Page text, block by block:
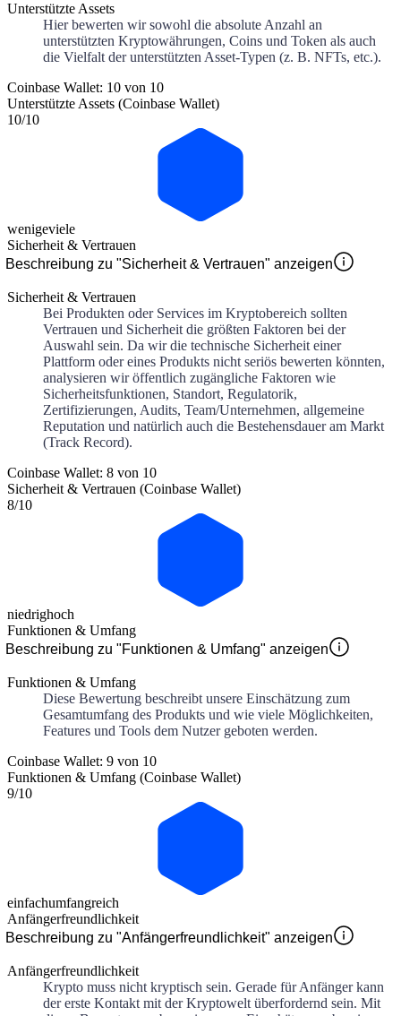
Unterstützte Assets
Hier bewerten wir sowohl die absolute Anzahl an
unterstützten Kryptowährungen, Coins und Token als auch
die Vielfalt der unterstützten Asset-Typen (z. B. NFTs, etc.).
Coinbase Wallet: 10 von 10
Unterstützte Assets (Coinbase Wallet)
10/10
wenigeviele
Sicherheit & Vertrauen
Beschreibung zu "Sicherheit & Vertrauen" anzeigen
Sicherheit & Vertrauen
Bei Produkten oder Services im Kryptobereich sollten
Vertrauen und Sicherheit die größten Faktoren bei der
Auswahl sein. Da wir die technische Sicherheit einer
Plattform oder eines Produkts nicht seriös bewerten könnten,
analysieren wir öffentlich zugängliche Faktoren wie
Sicherheitsfunktionen, Standort, Regulatorik,
Zertifizierungen, Audits, Team/Unternehmen, allgemeine
Reputation und natürlich auch die Bestehensdauer am Markt
(Track Record).
Coinbase Wallet: 8 von 10
Sicherheit & Vertrauen (Coinbase Wallet)
8/10
niedrighoch
Funktionen & Umfang
Beschreibung zu "Funktionen & Umfang" anzeigen
Funktionen & Umfang
Diese Bewertung beschreibt unsere Einschätzung zum
Gesamtumfang des Produkts und wie viele Möglichkeiten,
Features und Tools dem Nutzer geboten werden.
Coinbase Wallet: 9 von 10
Funktionen & Umfang (Coinbase Wallet)
9/10
einfachumfangreich
Anfängerfreundlichkeit
Beschreibung zu "Anfängerfreundlichkeit" anzeigen
Anfängerfreundlichkeit
Krypto muss nicht kryptisch sein. Gerade für Anfänger kann
der erste Kontakt mit der Kryptowelt überfordernd sein. Mit